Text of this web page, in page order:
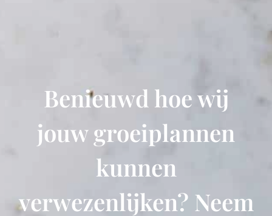
Benieuwd hoe wij
jouw groeiplannen
kunnen
verwezenlijken? Neem